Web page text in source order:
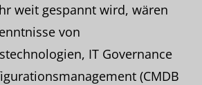
weit gespannt wird, wären
von
IT Governance
(CMDB